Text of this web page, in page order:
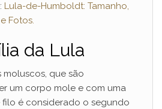
Lula-de-Humboldt: Tamanho,
Fotos.
da Lula
que são
um corpo mole e com uma
filo é considerado o segundo